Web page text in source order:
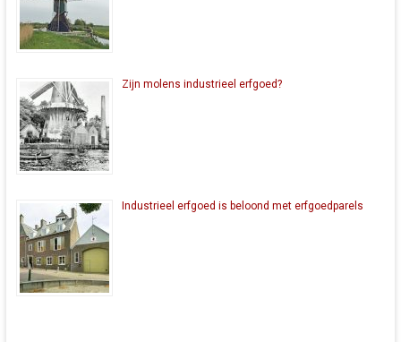
Zijn molens industrieel erfgoed?
Industrieel erfgoed is beloond met erfgoedparels